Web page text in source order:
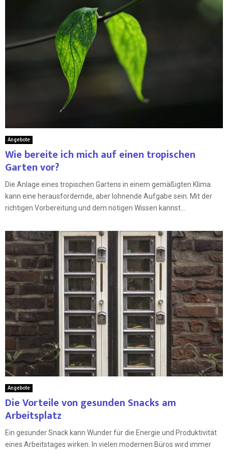
Angebote
Wie bereite ich mich auf einen tropischen
Garten vor?
Die Anlage eines tropischen Gartens in einem gemäßigten Klima
kann eine herausfordernde, aber lohnende Aufgabe sein. Mit der
richtigen Vorbereitung und dem nötigen Wissen kannst...
Angebote
Die Vorteile von gesunden Snacks am
Arbeitsplatz
Ein gesunder Snack kann Wunder für die Energie und Produktivität
eines Arbeitstages wirken. In vielen modernen Büros wird immer